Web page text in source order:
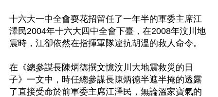
十六大一中全會耍花招留任了一年半的軍委主席江
澤民2004年十六大四中全會下臺，在2008年汶川地
震時，江卻依然在指揮軍隊違抗胡溫的救人命令。
在《總參謀長陳炳德撰文憶汶川大地震救災的日
子》一文中，時任總參謀長陳炳德半遮半掩的透露
了直接受命於前軍委主席江澤民，無論溫家寶氣的